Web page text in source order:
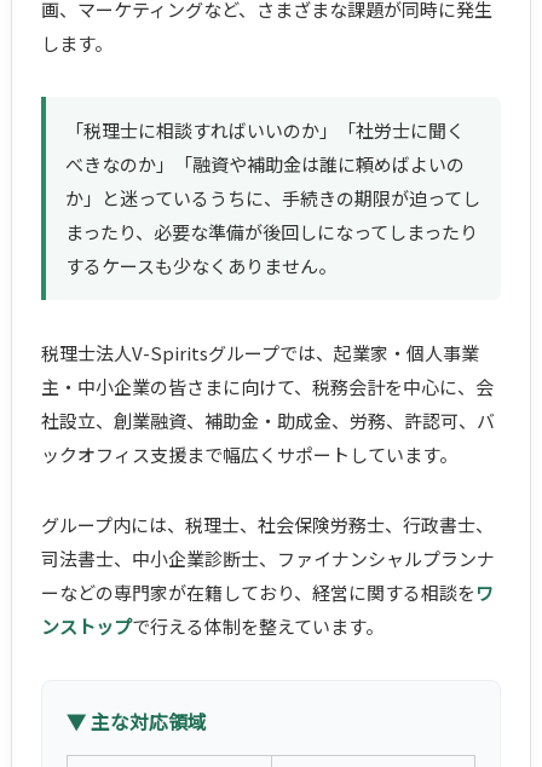
画、マーケティングなど、さまざまな課題が同時に発生
します。
「税理士に相談すればいいのか」「社労士に聞く
べきなのか」「融資や補助金は誰に頼めばよいの
か」と迷っているうちに、手続きの期限が迫ってし
まったり、必要な準備が後回しになってしまったり
するケースも少なくありません。
税理士法人V-Spiritsグループでは、起業家・個人事業
主・中小企業の皆さまに向けて、税務会計を中心に、会
社設立、創業融資、補助金・助成金、労務、許認可、バ
ックオフィス支援まで幅広くサポートしています。
グループ内には、税理士、社会保険労務士、行政書士、
司法書士、中小企業診断士、ファイナンシャルプランナ
ーなどの専門家が在籍しており、経営に関する相談をワ
ンストップで行える体制を整えています。
▼ 主な対応領域